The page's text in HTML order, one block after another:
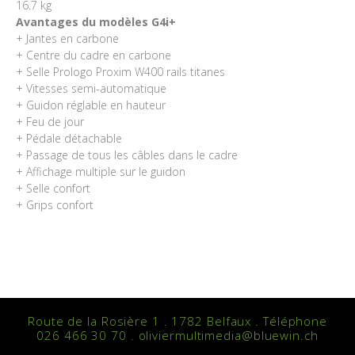
16.7 kg
Avantages du modèles G4i+
+ Jantes en carbone
+ Centre du cadre en carbone
+ Selle Prologo Proxim W400 rails titanes
+ Vitesses semi-automatique
+ Guidon réglable en hauteur
+ Feu de jour
+ Pédale détachable
+ Passage de tous les câbles dans le cadre
+ Affichage multiple sur le guidon
+ Selle confort
+ Grips confort
Route de la Rosière 1 . 1782 Belfaux . Téléphone
026 466 30 70 . oliviermultimedia@bluewin.ch